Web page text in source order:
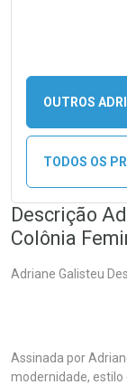
OUTROS
TODOS OS
Descrição
Colônia
Adriane Galisteu
Assinada por
modernidade, estilo